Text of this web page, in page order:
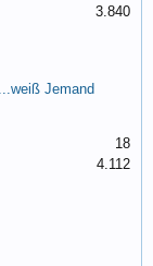
3.840
Jemand
18
4.112